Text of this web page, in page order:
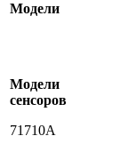
Модели
Модели
сенсоров
71710A